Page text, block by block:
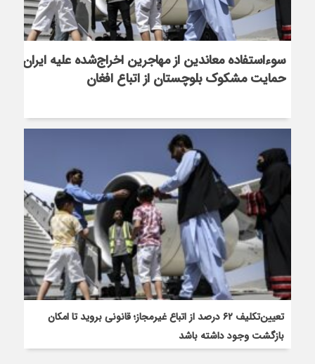
سوءاستفاده معاندین از مهاجرین اخراج‌شده علیه ایران؛
حمایت مشکوک بلوچستان از اتباع افغان
تعیین‌تکلیف ۶۲ درصد از اتباع غیرمجاز؛ قانونی بروید تا امکان
بازگشت وجود داشته باشد